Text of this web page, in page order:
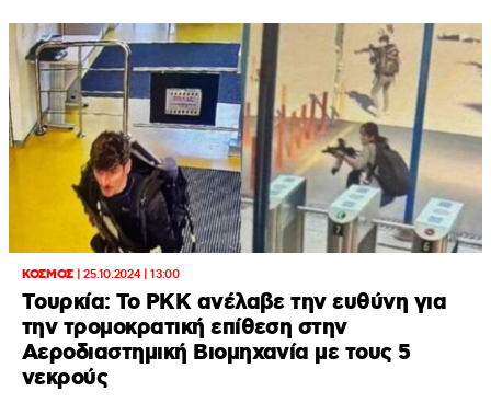
ΚΟΣΜΟΣ| 25.10.2024 | 13:00
Tουρκία: Το PKK ανέλαβε την ευθύνη για
την τρομοκρατική επίθεση στην
Αεροδιαστημική Βιομηχανία με τους 5
νεκρούς